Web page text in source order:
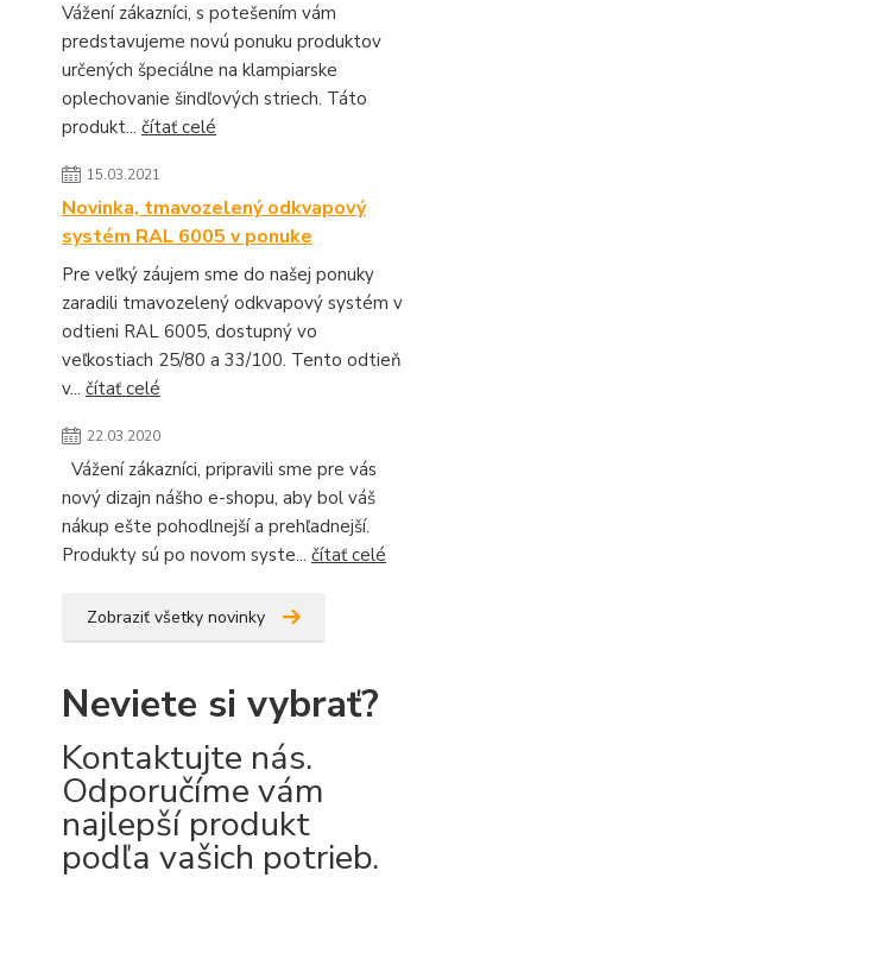
Vážení zákazníci, s potešením vám
predstavujeme novú ponuku produktov
určených špeciálne na klampiarske
oplechovanie šindľových striech. Táto
produkt... čítať celé
15.03.2021
Novinka, tmavozelený odkvapový
systém RAL 6005 v ponuke
Pre veľký záujem sme do našej ponuky
zaradili tmavozelený odkvapový systém v
odtieni RAL 6005, dostupný vo
veľkostiach 25/80 a 33/100. Tento odtieň
v... čítať celé
22.03.2020
Vážení zákazníci, pripravili sme pre vás
nový dizajn nášho e-shopu, aby bol váš
nákup ešte pohodlnejší a prehľadnejší.
Produkty sú po novom syste... čítať celé
Zobraziť všetky novinky
Neviete si vybrať?
Kontaktujte nás.
Odporučíme vám
najlepší produkt
podľa vašich potrieb.